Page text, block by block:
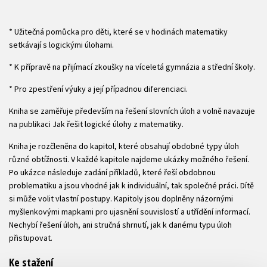
* Užitečná pomůcka pro děti, které se v hodinách matematiky
setkávají s logickými úlohami.
* K přípravě na přijímací zkoušky na víceletá gymnázia a střední školy.
* Pro zpestření výuky a její případnou diferenciaci.
Kniha se zaměřuje především na řešení slovních úloh a volně navazuje
na publikaci Jak řešit logické úlohy z matematiky.
Kniha je rozčleněna do kapitol, které obsahují obdobné typy úloh
různé obtížnosti. V každé kapitole najdeme ukázky možného řešení.
Po ukázce následuje zadání příkladů, které řeší obdobnou
problematiku a jsou vhodné jak k individuální, tak společné práci. Dítě
si může volit vlastní postupy. Kapitoly jsou doplněny názornými
myšlenkovými mapkami pro ujasnění souvislostí a utřídění informací.
Nechybí řešení úloh, ani stručná shrnutí, jak k danému typu úloh
přistupovat.
Ke stažení